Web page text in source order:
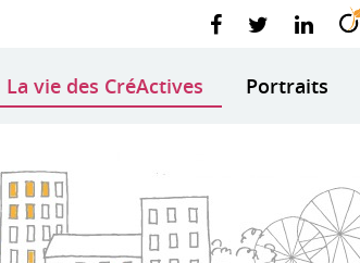
La vie des CréActives Portraits